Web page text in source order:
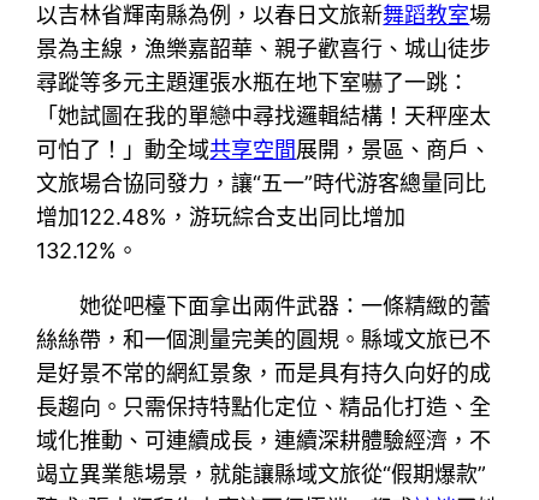
以吉林省輝南縣為例，以春日文旅新舞蹈教室場
景為主線，漁樂嘉韶華、親子歡喜行、城山徒步
尋蹤等多元主題運張水瓶在地下室嚇了一跳：
「她試圖在我的單戀中尋找邏輯結構！天秤座太
可怕了！」動全域共享空間展開，景區、商戶、
文旅場合協同發力，讓“五一”時代游客總量同比
增加122.48%，游玩綜合支出同比增加
132.12%。
她從吧檯下面拿出兩件武器：一條精緻的蕾
絲絲帶，和一個測量完美的圓規。縣域文旅已不
是好景不常的網紅景象，而是具有持久向好的成
長趨向。只需保持特點化定位、精品化打造、全
域化推動、可連續成長，連續深耕體驗經濟，不
竭立異業態場景，就能讓縣域文旅從“假期爆款”